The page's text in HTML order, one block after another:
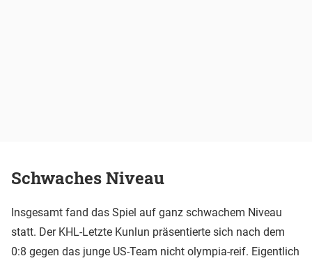
Schwaches Niveau
Insgesamt fand das Spiel auf ganz schwachem Niveau
statt. Der KHL-Letzte Kunlun präsentierte sich nach dem
0:8 gegen das junge US-Team nicht olympia-reif. Eigentlich